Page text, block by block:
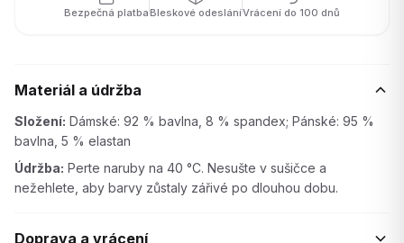
Bezpečná platbaBleskové odesláníVrácení do 100 dnů
Materiál a údržba
Složení: Dámské: 92 % bavlna, 8 % spandex; Pánské: 95 %
bavlna, 5 % elastan
Údržba: Perte naruby na 40 °C. Nesušte v sušičce a
nežehlete, aby barvy zůstaly zářivé po dlouhou dobu.
Doprava a vrácení